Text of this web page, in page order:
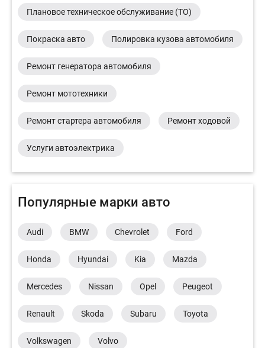
Плановое техническое обслуживание (ТО)
Покраска авто Полировка кузова автомобиля
Ремонт генератора автомобиля
Ремонт мототехники
Ремонт стартера автомобиля Ремонт ходовой
Услуги автоэлектрика
Популярные марки авто
Audi BMW Chevrolet Ford
Honda Hyundai Kia Mazda
Mercedes Nissan Opel Peugeot
Renault Skoda Subaru Toyota
Volkswagen Volvo